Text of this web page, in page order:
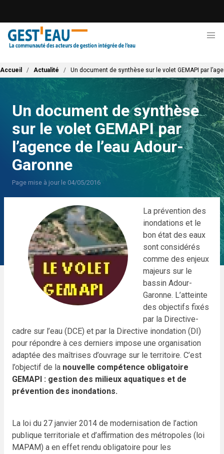
contenu
principal
Fil d'Ariane
Accueil Actualité Un document de synthèse sur le volet GEMAPI par
Un document de synthèse
sur le volet GEMAPI par
l’agence de l’eau Adour-
Garonne
Page mise à jour le 04/05/2016
La prévention des
inondations et le
bon état des eaux
sont considérés
comme des enjeux
majeurs sur le
bassin Adour-
Garonne. L’atteinte
des objectifs fixés
par la Directive-
cadre sur l’eau (DCE) et par la Directive inondation (DI)
pour répondre à ces derniers impose une organisation
adaptée des maîtrises d’ouvrage sur le territoire. C’est
l’objectif de la nouvelle compétence obligatoire
GEMAPI : gestion des milieux aquatiques et de
prévention des inondations.
La loi du 27 janvier 2014 de modernisation de l’action
publique territoriale et d’affirmation des métropoles (loi
MAPAM) a en effet rendu obligatoire pour les